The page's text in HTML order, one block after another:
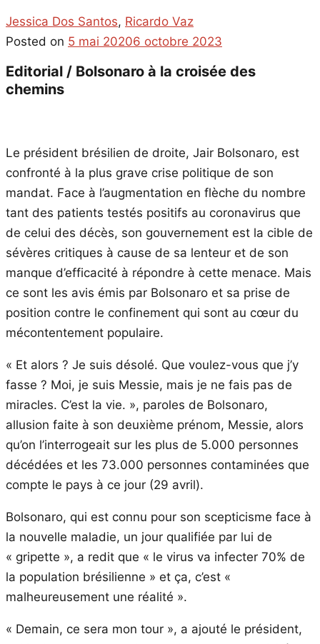
Jessica Dos Santos, Ricardo Vaz
Posted on 5 mai 20206 octobre 2023
Editorial / Bolsonaro à la croisée des
chemins
Le président brésilien de droite, Jair Bolsonaro, est
confronté à la plus grave crise politique de son
mandat. Face à l’augmentation en flèche du nombre
tant des patients testés positifs au coronavirus que
de celui des décès, son gouvernement est la cible de
sévères critiques à cause de sa lenteur et de son
manque d’efficacité à répondre à cette menace. Mais
ce sont les avis émis par Bolsonaro et sa prise de
position contre le confinement qui sont au cœur du
mécontentement populaire.
« Et alors ? Je suis désolé. Que voulez-vous que j’y
fasse ? Moi, je suis Messie, mais je ne fais pas de
miracles. C’est la vie. », paroles de Bolsonaro,
allusion faite à son deuxième prénom, Messie, alors
qu’on l’interrogeait sur les plus de 5.000 personnes
décédées et les 73.000 personnes contaminées que
compte le pays à ce jour (29 avril).
Bolsonaro, qui est connu pour son scepticisme face à
la nouvelle maladie, un jour qualifiée par lui de
« gripette », a redit que « le virus va infecter 70% de
la population brésilienne » et ça, c’est «
malheureusement une réalité ».
« Demain, ce sera mon tour », a ajouté le président,